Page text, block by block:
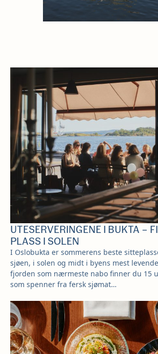
UTESERVERINGENE I BUKTA –
PLASS I SOLEN
I Oslobukta er sommerens beste
sjøen, i solen og midt i byens mest
fjorden som nærmeste nabo finner du 15
som spenner fra fersk sjømat…